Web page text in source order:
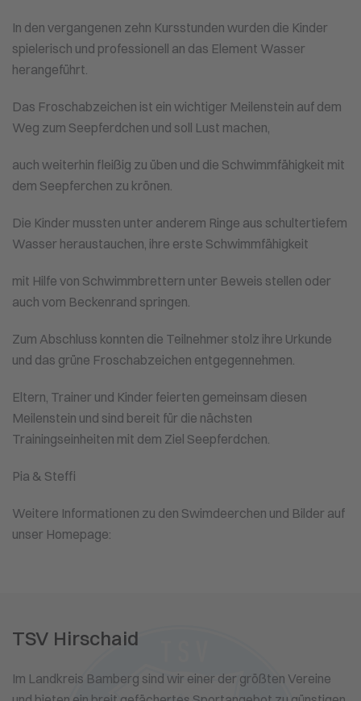
In den vergangenen zehn Kursstunden wurden die Kinder
spielerisch und professionell an das Element Wasser
herangeführt.
Das Froschabzeichen ist ein wichtiger Meilenstein auf dem
Weg zum Seepferdchen und soll Lust machen,
auch weiterhin fleißig zu üben und die Schwimmfähigkeit mit
dem Seepferchen zu krönen.
Die Kinder mussten unter anderem Ringe aus schultertiefem
Wasser heraustauchen, ihre erste Schwimmfähigkeit
mit Hilfe von Schwimmbrettern unter Beweis stellen oder
auch vom Beckenrand springen.
Zum Abschluss konnten die Teilnehmer stolz ihre Urkunde
und das grüne Froschabzeichen entgegennehmen.
Eltern, Trainer und Kinder feierten gemeinsam diesen
Meilenstein und sind bereit für die nächsten
Trainingseinheiten mit dem Ziel Seepferdchen.
Pia & Steffi
Weitere Informationen zu den Swimdeerchen und Bilder auf
unser Homepage:
TSV Hirschaid
Im Landkreis Bamberg sind wir einer der größten Vereine